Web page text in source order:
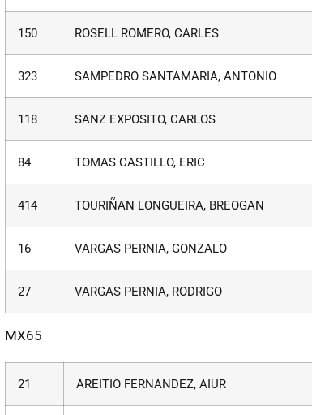
150 ROSELL ROMERO, CARLES
323 SAMPEDRO SANTAMARIA, ANTONIO
118 SANZ EXPOSITO, CARLOS
84 TOMAS CASTILLO, ERIC
414 TOURIÑAN LONGUEIRA, BREOGAN
16 VARGAS PERNIA, GONZALO
27 VARGAS PERNIA, RODRIGO
MX65
21 AREITIO FERNANDEZ, AIUR